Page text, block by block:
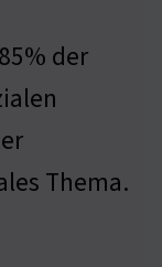
der
Thema.